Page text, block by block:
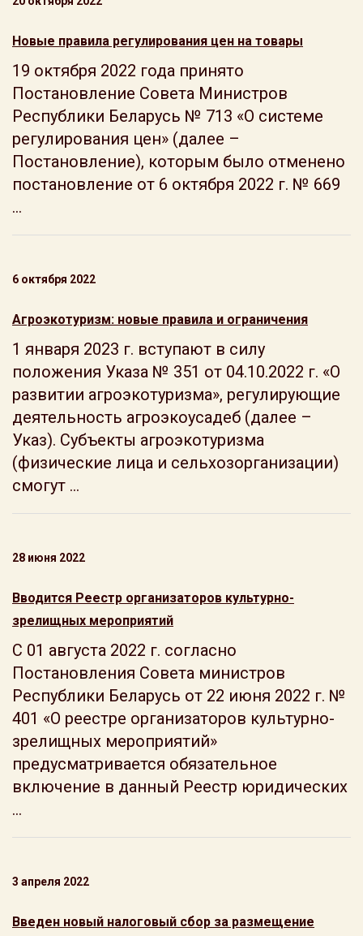
Новые правила регулирования цен на товары
19 октября 2022 года принято
Постановление Совета Министров
Республики Беларусь № 713 «О системе
регулирования цен» (далее –
Постановление), которым было отменено
постановление от 6 октября 2022 г. № 669
...
6 октября 2022
Агроэкотуризм: новые правила и ограничения
1 января 2023 г. вступают в силу
положения Указа № 351 от 04.10.2022 г. «О
развитии агроэкотуризма», регулирующие
деятельность агроэкоусадеб (далее –
Указ). Субъекты агроэкотуризма
(физические лица и сельхозорганизации)
смогут ...
28 июня 2022
Вводится Реестр организаторов культурно-
зрелищных мероприятий
С 01 августа 2022 г. согласно
Постановления Совета министров
Республики Беларусь от 22 июня 2022 г. №
401 «О реестре организаторов культурно-
зрелищных мероприятий»
предусматривается обязательное
включение в данный Реестр юридических
...
3 апреля 2022
Введен новый налоговый сбор за размещение